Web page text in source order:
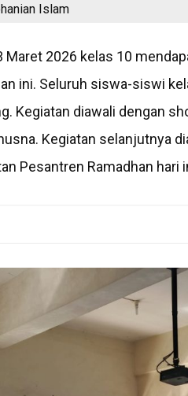
Islam
Maret 2026 kelas 10
ini. Seluruh siswa-siswi
Kegiatan diawali dengan
Kegiatan selanjutnya
Pesantren Ramadhan hari